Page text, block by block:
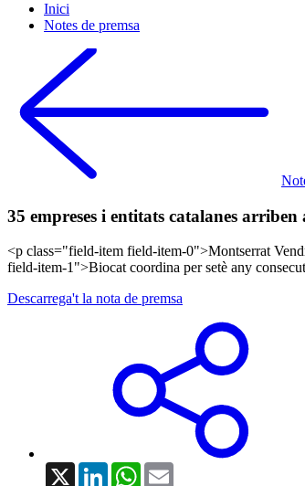
Inici
Notes de premsa
35 empreses i entitats catalanes
<p class="field-item field-item-0">Montserrat
field-item-1">Biocat coordina per setè any
Descarrega't la nota de premsa
X LinkedInWhatsApp